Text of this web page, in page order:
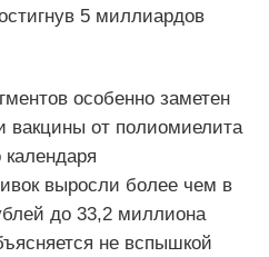
5 миллиардов
особенно заметен
вакцины от полиомиелита
календаря
выросли более чем в
до 33,2 миллиона
не вспышкой